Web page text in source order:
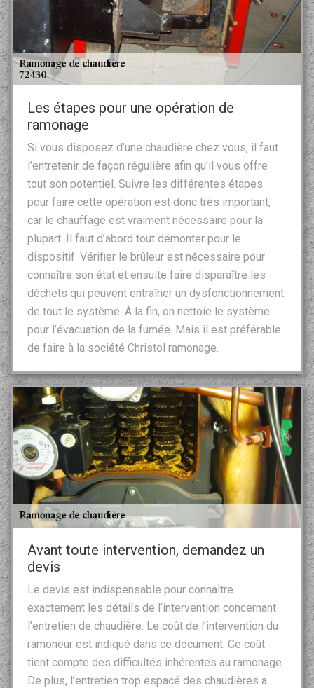
Les étapes pour une opération de
ramonage
Si vous disposez d’une chaudière chez vous, il faut
l’entretenir de façon régulière afin qu’il vous offre
tout son potentiel. Suivre les différentes étapes
pour faire cette opération est donc très important,
car le chauffage est vraiment nécessaire pour la
plupart. Il faut d’abord tout démonter pour le
dispositif. Vérifier le brûleur est nécessaire pour
connaître son état et ensuite faire disparaître les
déchets qui peuvent entraîner un dysfonctionnement
de tout le système. À la fin, on nettoie le système
pour l’évacuation de la fumée. Mais il est préférable
de faire à la société Christol ramonage.
Avant toute intervention, demandez un
devis
Le devis est indispensable pour connaître
exactement les détails de l’intervention concernant
l’entretien de chaudière. Le coût de l’intervention du
ramoneur est indiqué dans ce document. Ce coût
tient compte des difficultés inhérentes au ramonage.
De plus, l’entretien trop espacé des chaudières a